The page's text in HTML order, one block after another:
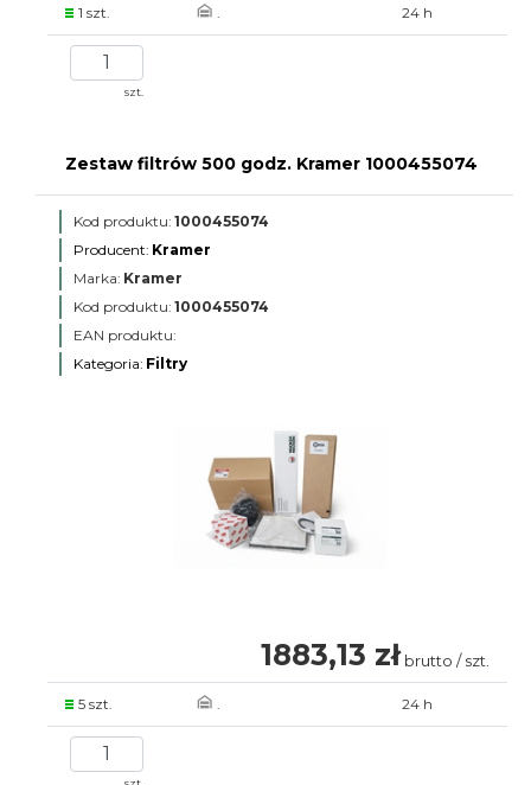
1 szt. . 24 h
szt.
Zestaw filtrów 500 godz. Kramer 1000455074
Kod produktu: 1000455074
Producent: Kramer
Marka: Kramer
Kod produktu: 1000455074
EAN produktu:
Kategoria: Filtry
1883,13 zł brutto / szt.
5 szt. . 24 h